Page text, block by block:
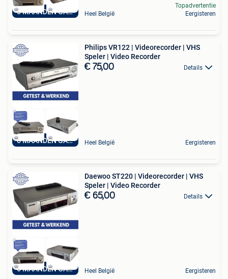
6 MAANDEN GARANTIE Heel België
Topadvertentie
Eergisteren
6 MAANDEN GARANTIE
Philips VR122 | Videorecorder | VHS
Speler | Video Recorder
€ 75,00 Details
Heel België Eergisteren
6 MAANDEN GARANTIE
Daewoo ST220 | Videorecorder | VHS
Speler | Video Recorder
€ 65,00 Details
Heel België Eergisteren